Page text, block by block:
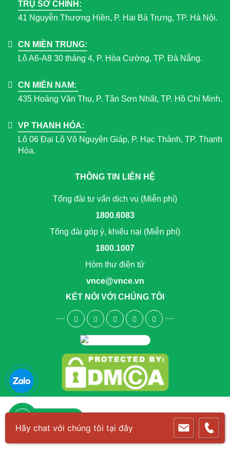
TRỤ SỞ CHÍNH:
41 Nguyễn Thượng Hiền, P. Hai Bà Trưng, TP. Hà Nội.
CN MIỀN TRUNG:
Lô A6-A8 30 tháng 4, P. Hòa Cường, TP. Đà Nẵng.
CN MIỀN NAM:
435 Hoàng Văn Thụ, P. Tân Sơn Nhất, TP. Hồ Chí Minh.
VP THANH HÓA:
Lô 06 Đại Lộ Võ Nguyên Giáp, P. Hạc Thành, TP. Thanh
Hóa.
THÔNG TIN LIÊN HỆ
Tổng đài tư vấn dịch vụ (Miễn phí)
1800.6083
Tổng đài góp ý, khiếu nại (Miễn phí)
1800.1007
Hòm thư điện tử
vnce@vnce.vn
KẾT NỐI VỚI CHÚNG TÔI
Hãy chat với chúng tôi tại đây